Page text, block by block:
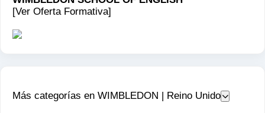
[Ver Oferta Formativa]
Más categorías en WIMBLEDON | Reino Unido